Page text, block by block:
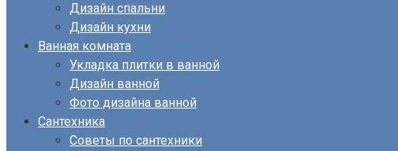
Дизайн спальни
Дизайн кухни
Ванная комната
Укладка плитки в ванной
Дизайн ванной
Фото дизайна ванной
Сантехника
Советы по сантехники